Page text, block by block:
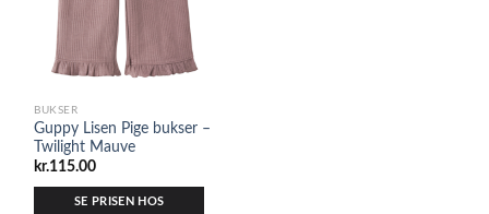
BUKSER
Guppy Lisen Pige bukser –
Twilight Mauve
kr.115.00
SE PRISEN HOS